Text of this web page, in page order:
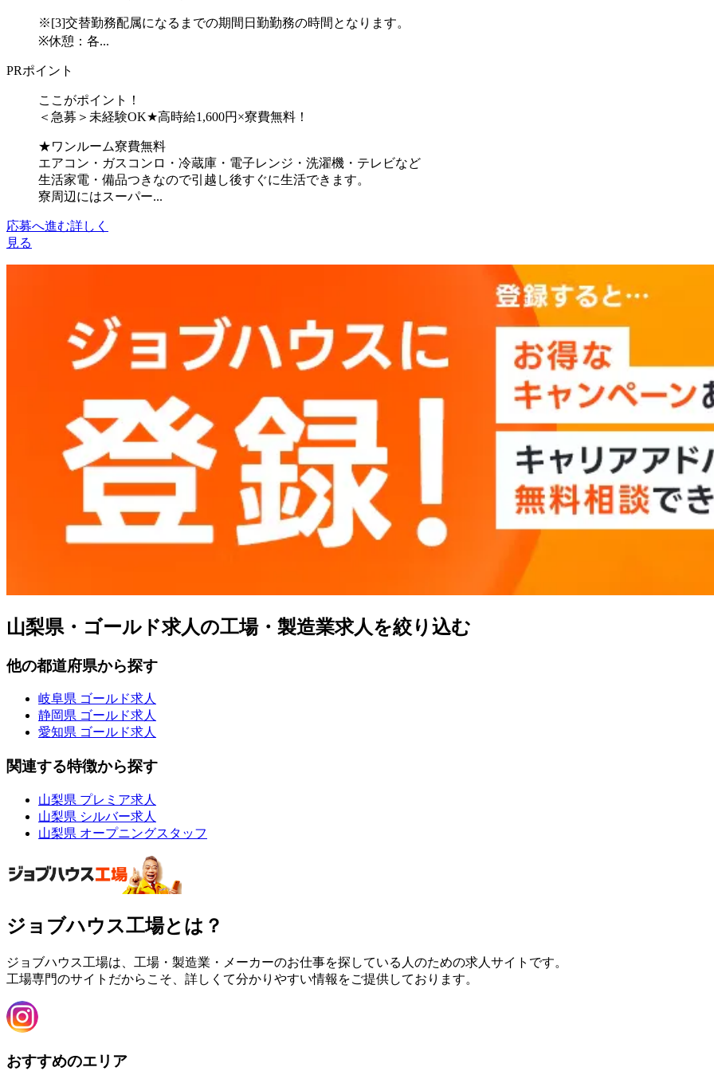
※[3]交替勤務配属になるまでの期間日勤勤務の時間となります。
※休憩：各...
PRポイント
ここがポイント！
＜急募＞未経験OK★高時給1,600円×寮費無料！
★ワンルーム寮費無料
エアコン・ガスコンロ・冷蔵庫・電子レンジ・洗濯機・テレビなど
生活家電・備品つきなので引越し後すぐに生活できます。
寮周辺にはスーパー...
応募へ進む詳しく
見る
山梨県・ゴールド求人の工場・製造業求人を絞り込む
他の都道府県から探す
岐阜県 ゴールド求人
静岡県 ゴールド求人
愛知県 ゴールド求人
関連する特徴から探す
山梨県 プレミア求人
山梨県 シルバー求人
山梨県 オープニングスタッフ
ジョブハウス工場とは？
ジョブハウス工場は、工場・製造業・メーカーのお仕事を探している人のための求人サイトです。
工場専門のサイトだからこそ、詳しくて分かりやすい情報をご提供しております。
おすすめのエリア